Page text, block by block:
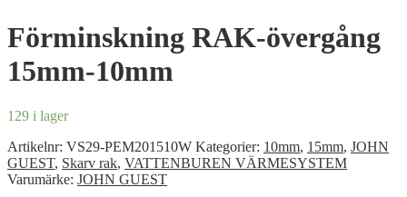
Förminskning RAK-övergång
15mm-10mm
129 i lager
Artikelnr: VS29-PEM201510W Kategorier: 10mm, 15mm, JOHN
GUEST, Skarv rak, VATTENBUREN VÄRMESYSTEM
Varumärke: JOHN GUEST